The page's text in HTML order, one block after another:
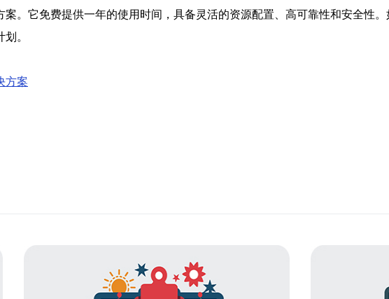
。它免费提供一年的使用时间，具备灵活的资源配置、高可靠性和安全性
。
方案